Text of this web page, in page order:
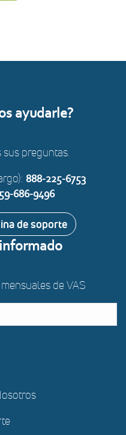
ayudarle?
sus preguntas.
888-225-6753
686-9496
de soporte
de VAS